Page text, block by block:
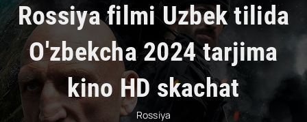
Rossiya filmi Uzbek tilida
O'zbekcha 2024 tarjima
kino HD skachat
Rossiya